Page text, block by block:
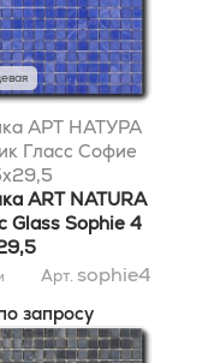
АРТ НАТУРА
Гласс Софие
ART NATURA
Glass Sophie 4
Арт. sophie4
запросу